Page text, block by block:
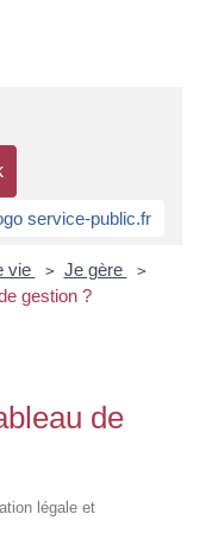
vie > Je gère >
gestion ?
de
légale et